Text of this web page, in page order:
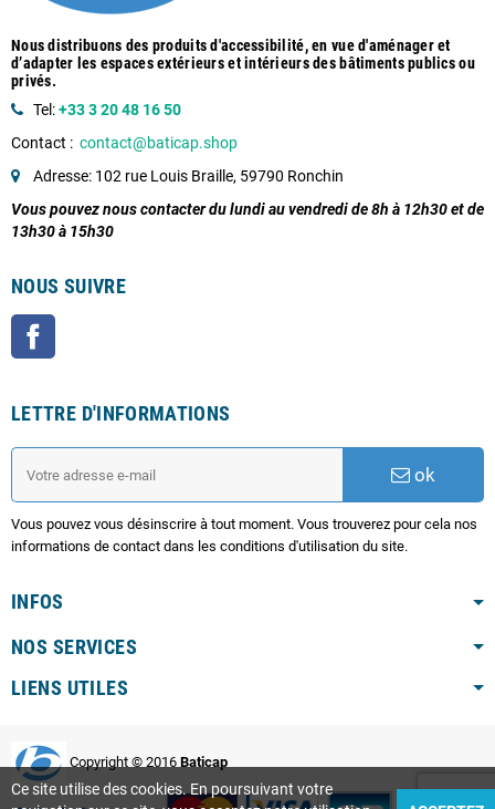
Nous distribuons des produits d'accessibilité, en vue d'aménager et
d’adapter les espaces extérieurs et intérieurs des bâtiments publics ou
privés.
Tel:+33 3 20 48 16 50
Contact : contact@baticap.shop
Adresse: 102 rue Louis Braille, 59790 Ronchin
Vous pouvez nous contacter du lundi au vendredi de 8h à 12h30 et de
13h30 à 15h30
NOUS SUIVRE
LETTRE D'INFORMATIONS
ok
Vous pouvez vous désinscrire à tout moment. Vous trouverez pour cela nos
informations de contact dans les conditions d'utilisation du site.
INFOS
NOS SERVICES
LIENS UTILES
Copyright © 2016 Baticap
Ce site utilise des cookies. En poursuivant votre